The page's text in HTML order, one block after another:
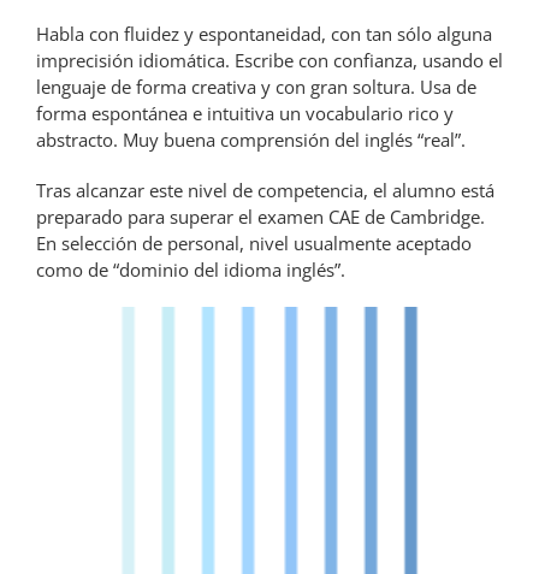
Habla con fluidez y espontaneidad, con tan sólo alguna
imprecisión idiomática. Escribe con confianza, usando el
lenguaje de forma creativa y con gran soltura. Usa de
forma espontánea e intuitiva un vocabulario rico y
abstracto. Muy buena comprensión del inglés “real”.
Tras alcanzar este nivel de competencia, el alumno está
preparado para superar el examen CAE de Cambridge.
En selección de personal, nivel usualmente aceptado
como de “dominio del idioma inglés”.